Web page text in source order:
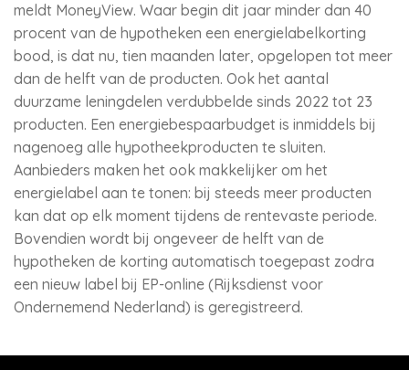
meldt MoneyView. Waar begin dit jaar minder dan 40
procent van de hypotheken een energielabelkorting
bood, is dat nu, tien maanden later, opgelopen tot meer
dan de helft van de producten. Ook het aantal
duurzame leningdelen verdubbelde sinds 2022 tot 23
producten. Een energiebespaarbudget is inmiddels bij
nagenoeg alle hypotheekproducten te sluiten.
Aanbieders maken het ook makkelijker om het
energielabel aan te tonen: bij steeds meer producten
kan dat op elk moment tijdens de rentevaste periode.
Bovendien wordt bij ongeveer de helft van de
hypotheken de korting automatisch toegepast zodra
een nieuw label bij EP-online (Rijksdienst voor
Ondernemend Nederland) is geregistreerd.